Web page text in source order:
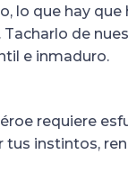
lo que hay
de
e inmaduro.
requiere
tus instintos,